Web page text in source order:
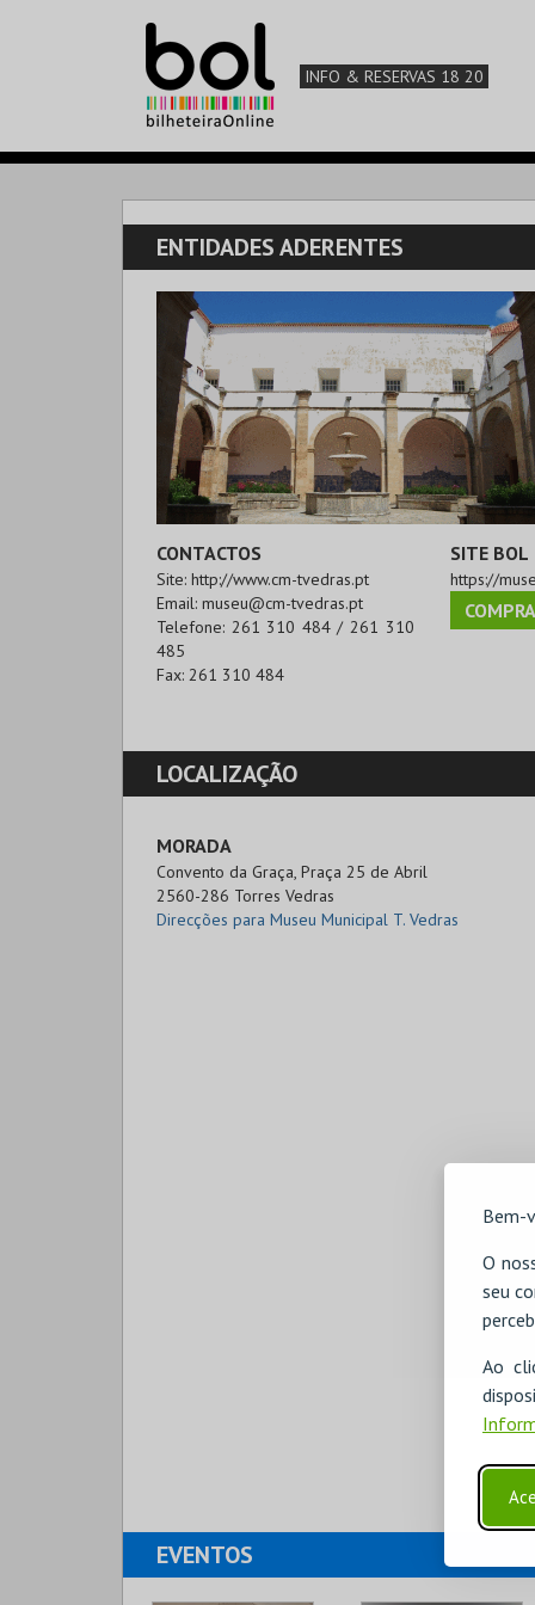
Bem-
O
seu
Ao
INFO & RESERVAS 18 20
ENTIDADES ADERENTES
CONTACTOS
Site: http://www.cm-tvedras.pt
Email: museu@cm-tvedras.pt
Telefone: 261 310 484 / 261 310
485
Fax: 261 310 484
SITE BOL
https://
LOCALIZAÇÃO
MORADA
Convento da Graça, Praça 25 de Abril
2560-286 Torres Vedras
Direcções para Museu Municipal T. Vedras
EVENTOS